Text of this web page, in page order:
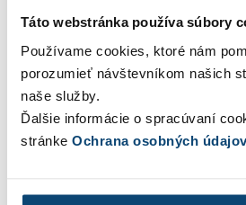
Táto webstránka používa súbory
Používame cookies, ktoré nám
porozumieť návštevníkom našich
naše služby.
Ďalšie informácie o spracúvaní
stránke Ochrana osobných
Zvoliť si živnosť alebo s.r.o?
Adresa a sídlo
Administratíva začínajúceho
Začínajúci podnikateľ a